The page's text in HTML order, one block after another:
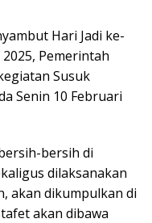
Hari Jadi ke-
Pemerintah
Susuk
Senin 10 Februari
bersih di
dilaksanakan
akan dikumpulkan di
akan dibawa